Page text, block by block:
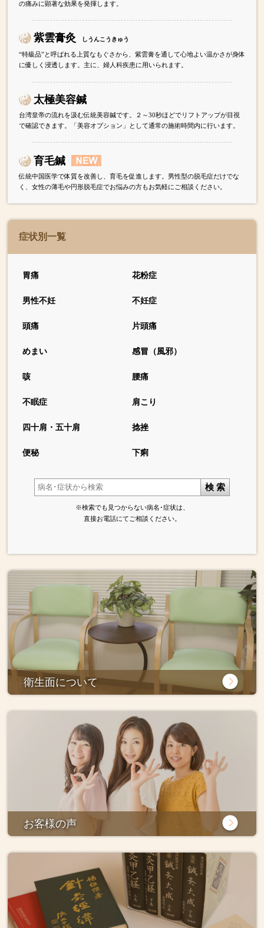
の痛みに顕著な効果を発揮します。
紫雲膏灸 しうんこうきゅう
“特級品”と呼ばれる上質なもぐさから、紫雲膏を通して心地よい温かさが身体
に優しく浸透します。主に、婦人科疾患に用いられます。
太極美容鍼
台湾皇帝の流れを汲む伝統美容鍼です。２～30秒ほどでリフトアップが目視
で確認できます。「美容オプション」として通常の施術時間内に行います。
育毛鍼
伝統中国医学で体質を改善し、育毛を促進します。男性型の脱毛症だけでな
く、女性の薄毛や円形脱毛症でお悩みの方もお気軽にご相談ください。
症状別一覧
胃痛 花粉症
男性不妊 不妊症
頭痛 片頭痛
めまい 感冒（風邪）
咳 腰痛
不眠症 肩こり
四十肩・五十肩 捻挫
便秘 下痢
検 索
※検索でも見つからない病名･症状は、
直接お電話にてご相談ください。
衛生面について
お客様の声